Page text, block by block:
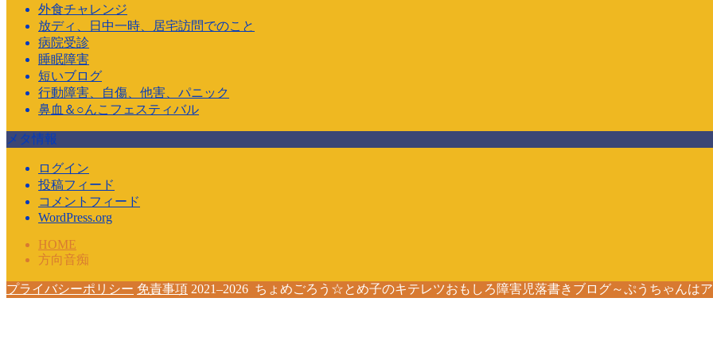
外食チャレンジ
放ディ、日中一時、居宅訪問でのこと
病院受診
睡眠障害
短いブログ
行動障害、自傷、他害、パニック
鼻血＆○んこフェスティバル
メタ情報
ログイン
投稿フィード
コメントフィード
WordPress.org
HOME
方向音痴
プライバシーポリシー 免責事項 2021–2026 ちょめごろう☆とめ子のキテレツおもしろ障害児落書きブログ～ぷうちゃんは